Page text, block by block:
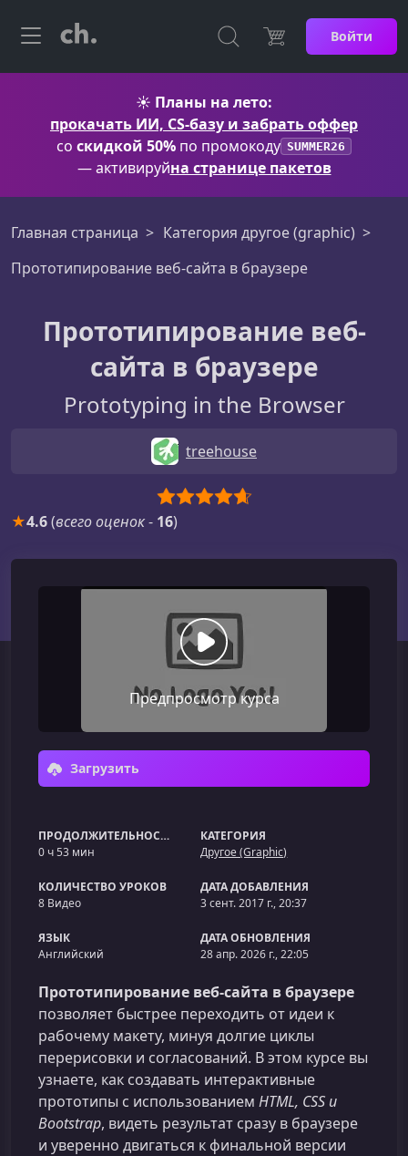
Войти
☀️ Планы на лето:
прокачать ИИ, CS-базу и забрать оффер
со скидкой 50% по промокоду SUMMER26
— активируйна странице пакетов
Главная страница
Категория другое (graphic)
Прототипирование веб-сайта в браузере
Прототипирование веб-
сайта в браузере
Prototyping in the Browser
treehouse
★4.6(всего оценок- 16)
Предпросмотр курса
Загрузить
ПРОДОЛЖИТЕЛЬНОСТЬ
0 ч 53 мин
КАТЕГОРИЯ
Другое (Graphic)
КОЛИЧЕСТВО УРОКОВ
8 Видео
ДАТА ДОБАВЛЕНИЯ
3 сент. 2017 г., 20:37
ЯЗЫК
Английский
ДАТА ОБНОВЛЕНИЯ
28 апр. 2026 г., 22:05
Прототипирование веб‑сайта в браузере
позволяет быстрее переходить от идеи к
рабочему макету, минуя долгие циклы
перерисовки и согласований. В этом курсе вы
узнаете, как создавать интерактивные
прототипы с использованием HTML, CSS и
Bootstrap, видеть результат сразу в браузере
и уверенно двигаться к финальной версии